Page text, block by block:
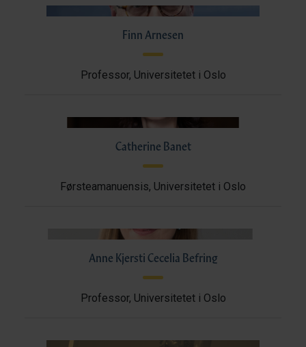
Finn Arnesen
Professor, Universitetet i Oslo
Catherine Banet
Førsteamanuensis, Universitetet i Oslo
Anne Kjersti Cecelia Befring
Professor, Universitetet i Oslo